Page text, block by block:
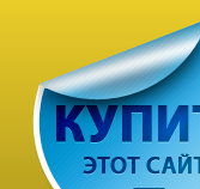
содержимому